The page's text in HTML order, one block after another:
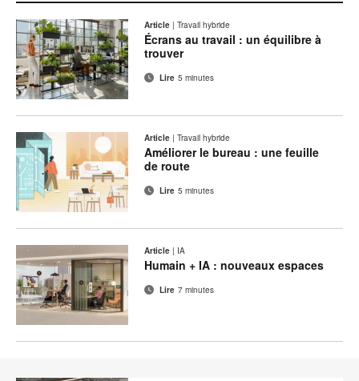
Article | Travail hybride
Écrans au travail : un équilibre à
trouver
Lire 5 minutes
Article | Travail hybride
Améliorer le bureau : une feuille
de route
Lire 5 minutes
Article | IA
Humain + IA : nouveaux espaces
Lire 7 minutes